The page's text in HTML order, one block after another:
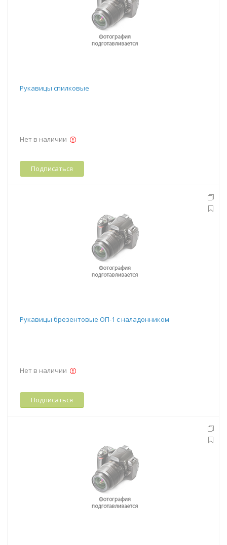
Рукавицы спилковые
Нет в наличии
Подписаться
Рукавицы брезентовые ОП-1 с наладонником
Нет в наличии
Подписаться